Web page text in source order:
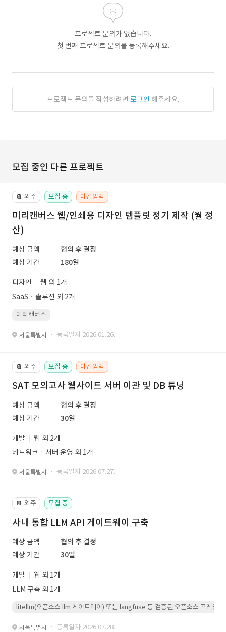
프로젝트 문의가 없습니다.
첫 번째 프로젝트 문의를 등록해주세요.
프로젝트 문의를 작성하려면 로그인 해주세요.
모집 중인 다른 프로젝트
📔 외주 모집 중 마감임박
미리캔버스 웹/인쇄용 디자인 템플릿 정기 제작 (월 정
산)
예상 금액
협의 후 결정
예상 기간
180일
디자인
웹 외 1개
SaaSㆍ솔루션 외 2개
미리캔버스
서울특별시 · 등록일자 2026.01.26.
📔 외주 모집 중 마감임박
SAT 모의고사 웹사이트 서버 이관 및 DB 튜닝
예상 금액
협의 후 결정
예상 기간
30일
개발
웹 외 2개
네트워크ㆍ서버 운영 외 1개
서울특별시 · 등록일자 2026.07.27.
📔 외주 모집 중
사내 통합 LLM API 게이트웨이 구축
예상 금액
협의 후 결정
예상 기간
30일
개발
웹 외 1개
LLM 구축 외 1개
litellm(오픈소스 llm 게이트웨이) 또는 langfuse 등 검증된 오픈소스 프레임워
서울특별시 · 등록일자 2026.07.28.